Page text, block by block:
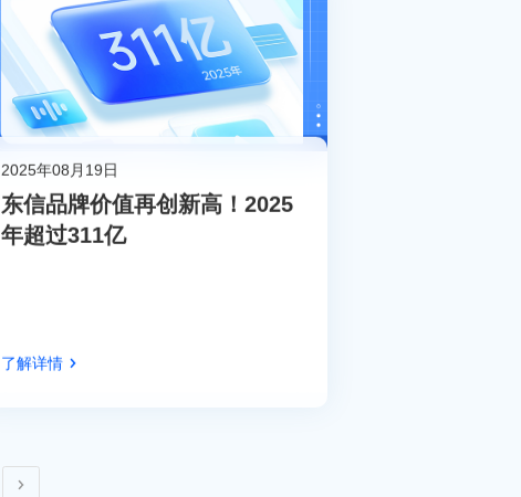
2025年08月19日
东信品牌价值再创新高！2025
年超过311亿
了解详情